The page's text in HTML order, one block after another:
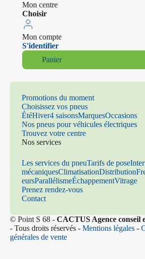
Mon centre
Choisir
Mon compte
S'identifier
Panier
Promotions du moment
Choisissez vos pneus
ÉtéHiver4 saisonsMarquesOccasions
Nos pneus pour véhicules électriques
Trouvez votre centre
Nos services
Les services du pneuTarifs de pose
mécaniquesClimatisationDistribution
eursParallélismeÉchappementVitrage
Prenez rendez-vous
Contact
© Point S 68 - CACTUS Agence conseil
- Tous droits réservés - Mentions légales -
générales de vente